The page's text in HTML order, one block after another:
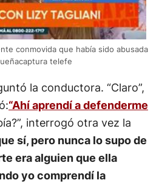
conmovida que había sido abusada
telefe
la conductora. “Claro”,
“Ahí aprendí a defenderme
interrogó otra vez la
sí, pero nunca lo supo de
era alguien que ella
yo comprendí la